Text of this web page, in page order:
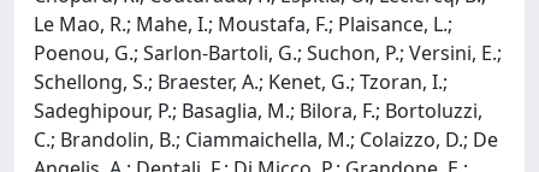
Le Mao, R.; Mahe, I.; Moustafa, F.; Plaisance, L.;
Poenou, G.; Sarlon-Bartoli, G.; Suchon, P.; Versini, E.;
Schellong, S.; Braester, A.; Kenet, G.; Tzoran, I.;
Sadeghipour, P.; Basaglia, M.; Bilora, F.; Bortoluzzi,
C.; Brandolin, B.; Ciammaichella, M.; Colaizzo, D.; De